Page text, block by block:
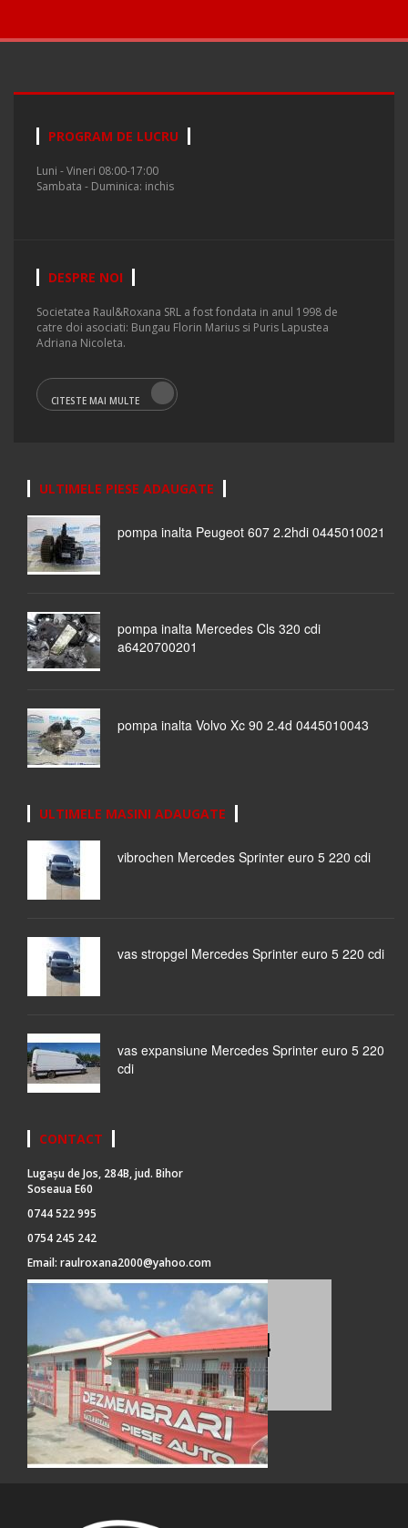
PROGRAM DE LUCRU
Luni - Vineri 08:00-17:00
Sambata - Duminica: inchis
DESPRE NOI
Societatea Raul&Roxana SRL a fost fondata in anul 1998 de
catre doi asociati: Bungau Florin Marius si Puris Lapustea
Adriana Nicoleta.
CITESTE MAI MULTE
ULTIMELE PIESE ADAUGATE
pompa inalta Peugeot 607 2.2hdi 0445010021
pompa inalta Mercedes Cls 320 cdi
a6420700201
pompa inalta Volvo Xc 90 2.4d 0445010043
ULTIMELE MASINI ADAUGATE
vibrochen Mercedes Sprinter euro 5 220 cdi
vas stropgel Mercedes Sprinter euro 5 220 cdi
vas expansiune Mercedes Sprinter euro 5 220
cdi
CONTACT
Lugașu de Jos, 284B, jud. Bihor
Soseaua E60
0744 522 995
0754 245 242
Email: raulroxana2000@yahoo.com